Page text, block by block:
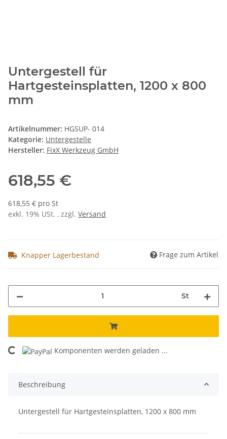
Untergestell für
Hartgesteinsplatten, 1200 x 800
mm
Artikelnummer: HGSUP- 014
Kategorie: Untergestelle
Hersteller: FixX Werkzeug GmbH
618,55 €
618,55 € pro St
exkl. 19% USt. , zzgl. Versand
Knapper Lagerbestand Frage zum Artikel
St
Loading... Komponenten werden geladen ...
Beschreibung
Untergestell für Hartgesteinsplatten, 1200 x 800 mm